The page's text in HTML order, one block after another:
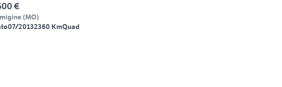
€
(MO)
07/20132360 KmQuad